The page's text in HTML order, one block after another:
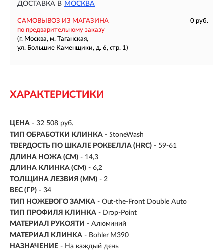
ДОСТАВКА В МОСКВА
САМОВЫВОЗ ИЗ МАГАЗИНА
0 руб.
по предварительному заказу
(г. Москва, м. Таганская,
ул. Большие Каменщики, д. 6, стр. 1)
ХАРАКТЕРИСТИКИ
ЦЕНА - 32 508 руб.
ТИП ОБРАБОТКИ КЛИНКА - StoneWash
ТВЕРДОСТЬ ПО ШКАЛЕ РОКВЕЛЛА (HRC) - 59-61
ДЛИНА НОЖА (СМ) - 14,3
ДЛИНА КЛИНКА (СМ) - 6,2
ТОЛЩИНА ЛЕЗВИЯ (ММ) - 2
ВЕС (ГР) - 34
ТИП НОЖЕВОГО ЗАМКА - Out-the-Front Double Auto
ТИП ПРОФИЛЯ КЛИНКА - Drop-Point
МАТЕРИАЛ РУКОЯТИ - Алюминий
МАТЕРИАЛ КЛИНКА - Bohler M390
НАЗНАЧЕНИЕ - На каждый день